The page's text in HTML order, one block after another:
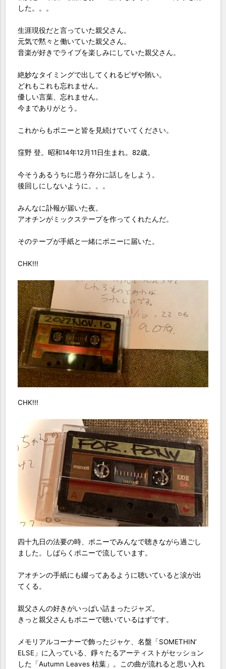
した。。。
生涯現役だと言っていた親父さん。
元気で黙々と働いていた親父さん。
音楽が好きでライブを楽しみにしていた親父さん。
絶妙なタイミングで出してくれるピザや賄い。
どれもこれも忘れません。
優しい言葉、忘れません。
今までありがとう。
これからもポニーと皆を見続けていてください。
窪野 登。昭和14年12月11日生まれ。82歳。
今そうあるうちに思う存分に話しをしよう。
後回しにしないように。。。
みんなに訃報が届いた夜。
アオチンがミックステープを作ってくれたんだ。
そのテープが手紙と一緒にポニーに届いた。
CHK!!!
CHK!!!
四十九日の法要の時、ポニーでみんなで聴きながら過ごし
ました。しばらくポニーで流しています。
アオチンの手紙にも綴ってあるように聴いていると涙が出
てくる。
親父さんの好きがいっぱい詰まったジャズ。
きっと親父さんもポニーで聴いているはずです。
メモリアルコーナーで飾ったジャケ、名盤「SOMETHIN’
ELSE」に入っている、錚々たるアーティストがセッション
した「Autumn Leaves 枯葉」。この曲が流れると思い入れ